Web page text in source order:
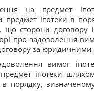
на предмет
предмет іпотеки в
сторони договору
про задоволення
за юридичними
вимог
іпотеки
в порядку,